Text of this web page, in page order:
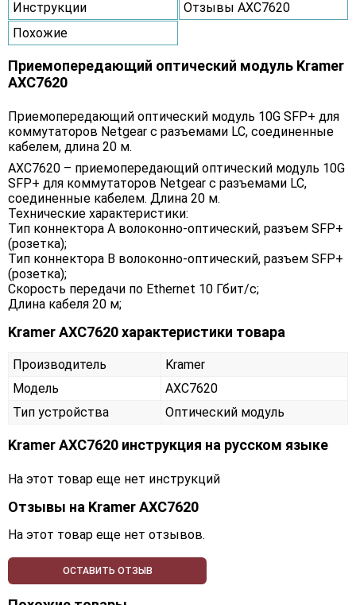
Инструкции
Отзывы AXC7620
Похожие
Приемопередающий оптический модуль Kramer
AXC7620
Приемопередающий оптический модуль 10G SFP+ для
коммутаторов Netgear с разъемами LC, соединенные
кабелем, длина 20 м.
AXC7620 – приемопередающий оптический модуль 10G
SFP+ для коммутаторов Netgear с разъемами LC,
соединенные кабелем. Длина 20 м.
Технические характеристики:
Тип коннектора A волоконно-оптический, разъем SFP+
(розетка);
Тип коннектора B волоконно-оптический, разъем SFP+
(розетка);
Скорость передачи по Ethernet 10 Гбит/с;
Длина кабеля 20 м;
Kramer AXC7620 характеристики товара
Производитель
Kramer
Модель
AXC7620
Тип устройства
Оптический модуль
Kramer AXC7620 инструкция на русском языке
На этот товар еще нет инструкций
Отзывы на Kramer AXC7620
На этот товар еще нет отзывов.
ОСТАВИТЬ ОТЗЫВ